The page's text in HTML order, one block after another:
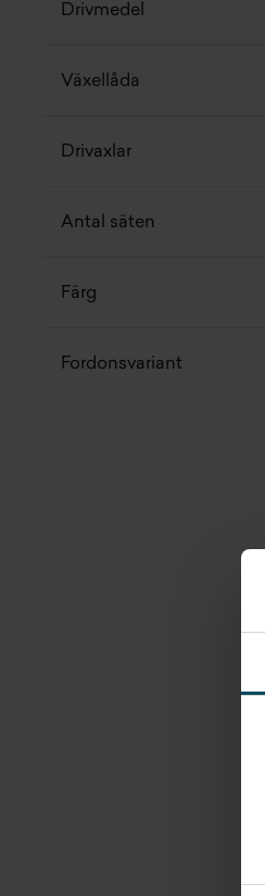
Drivmedel
Växellåda
Drivaxlar
Antal säten
Färg
Fordonsvariant